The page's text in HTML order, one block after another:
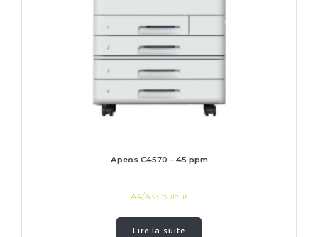
Apeos C4570 – 45 ppm
A4/A3 Couleur
Lire la suite